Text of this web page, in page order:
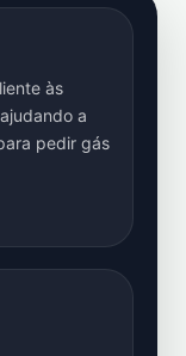
às
a
pedir gás